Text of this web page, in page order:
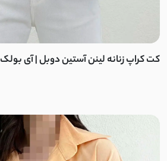
کت کراپ زنانه لینن آستین دوبل | آی بولک